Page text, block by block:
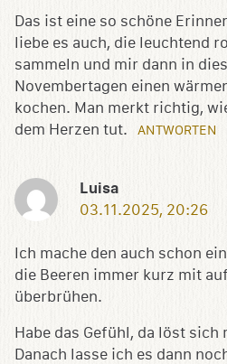
Das ist eine so schöne
liebe es auch, die leuchtend
sammeln und mir dann in
Novembertagen einen
kochen. Man merkt richtig,
dem Herzen tut.
ANTWORTEN
Luisa
03.11.2025, 20:26
Ich mache den auch schon
die Beeren immer kurz mit
überbrühen.
Habe das Gefühl, da löst sich
Danach lasse ich es dann